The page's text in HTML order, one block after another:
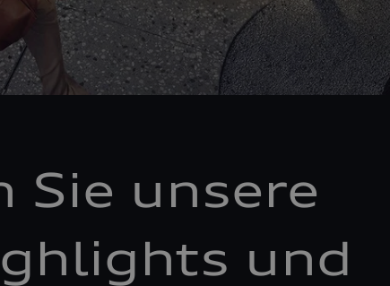
Sie unsere
und